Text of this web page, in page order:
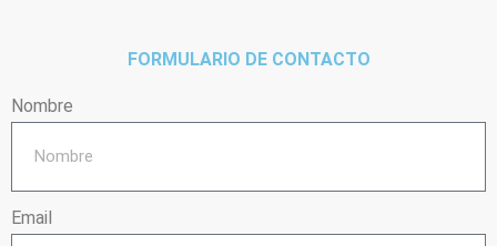
FORMULARIO DE CONTACTO
Nombre
Email